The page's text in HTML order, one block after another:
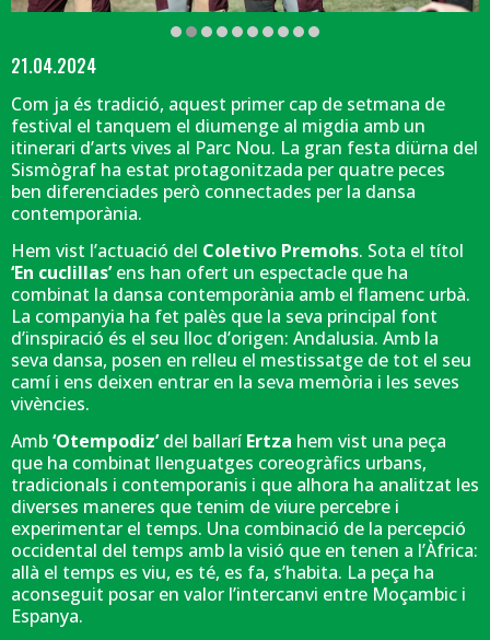
Diapositiva 2 de 10: 'En cuclillas' del Colectivo Premohs | © Martí
21.04.2024
Com ja és tradició, aquest primer cap de setmana de
festival el tanquem el diumenge al migdia amb un
itinerari d’arts vives al Parc Nou. La gran festa diürna del
Sismògraf ha estat protagonitzada per quatre peces
ben diferenciades però connectades per la dansa
contemporània.
Hem vist l’actuació del Coletivo Premohs. Sota el títol
‘En cuclillas’ens han ofert un espectacle que ha
combinat la dansa contemporània amb el flamenc urbà.
La companyia ha fet palès que la seva principal font
d’inspiració és el seu lloc d’origen: Andalusia. Amb la
seva dansa, posen en relleu el mestissatge de tot el seu
camí i ens deixen entrar en la seva memòria i les seves
vivències.
Amb‘Otempodiz’del ballarí Ertza hem vist una peça
que ha combinat llenguatges coreogràfics urbans,
tradicionals i contemporanis i que alhora ha analitzat les
diverses maneres que tenim de viure percebre i
experimentar el temps. Una combinació de la percepció
occidental del temps amb la visió que en tenen a l’Àfrica:
allà el temps es viu, es té, es fa, s’habita. La peça ha
aconseguit posar en valor l’intercanvi entre Moçambic i
Espanya.